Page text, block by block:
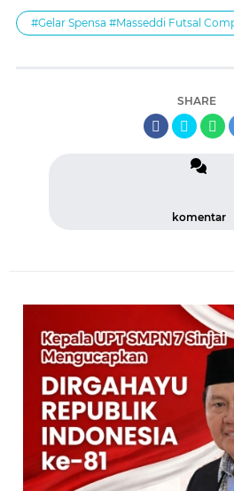
#Gelar Spensa #Masseddi Futsal
SHARE
komentar